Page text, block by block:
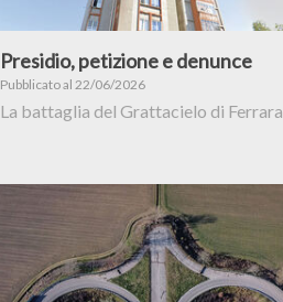
Presidio, petizione e denunce
Pubblicato al 22/06/2026
La battaglia del Grattacielo di Ferrara